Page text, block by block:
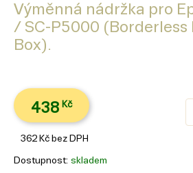
Výměnná nádržka pro
/ SC-P5000
Box).
438 Kč
362 Kč bez DPH
Dostupnost skladem